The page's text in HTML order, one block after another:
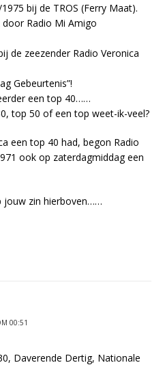
bij de TROS (Ferry Maat).
Radio Mi Amigo
de zeezender Radio Veronica
Gebeurtenis”!
een top 40……
top 50 of een top weet-ik-veel?
een top 40 had, begon Radio
ook op zaterdagmiddag een
jouw zin hierboven……
00:51
Daverende Dertig, Nationale